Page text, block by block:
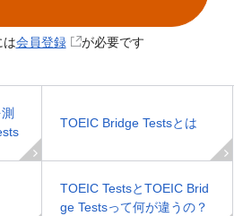
は会員登録 が必要です
TOEIC Bridge Testsとは
TOEIC TestsとTOEIC Brid
ge Testsって何が違うの？